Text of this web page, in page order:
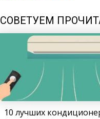
СОВЕТУЕМ
10 лучших